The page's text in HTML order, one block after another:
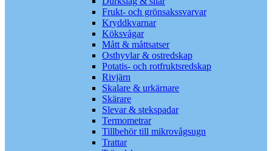
Frukt- och grönsakssvarvar
Kryddkvarnar
Köksvågar
Mått & måttsatser
Osthyvlar & ostredskap
Potatis- och rotfruktsredskap
Rivjärn
Skalare & urkärnare
Skärare
Slevar & stekspadar
Termometrar
Tillbehör till mikrovågsugn
Trattar